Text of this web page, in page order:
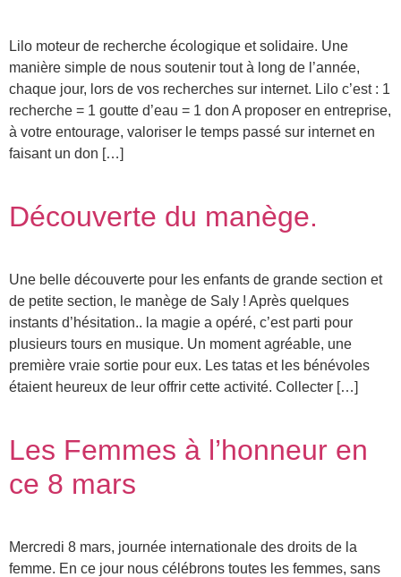
Lilo moteur de recherche écologique et solidaire. Une
manière simple de nous soutenir tout à long de l’année,
chaque jour, lors de vos recherches sur internet. Lilo c’est : 1
recherche = 1 goutte d’eau = 1 don A proposer en entreprise,
à votre entourage, valoriser le temps passé sur internet en
faisant un don […]
Découverte du manège.
Une belle découverte pour les enfants de grande section et
de petite section, le manège de Saly ! Après quelques
instants d’hésitation.. la magie a opéré, c’est parti pour
plusieurs tours en musique. Un moment agréable, une
première vraie sortie pour eux. Les tatas et les bénévoles
étaient heureux de leur offrir cette activité. Collecter […]
Les Femmes à l’honneur en
ce 8 mars
Mercredi 8 mars, journée internationale des droits de la
femme. En ce jour nous célébrons toutes les femmes, sans